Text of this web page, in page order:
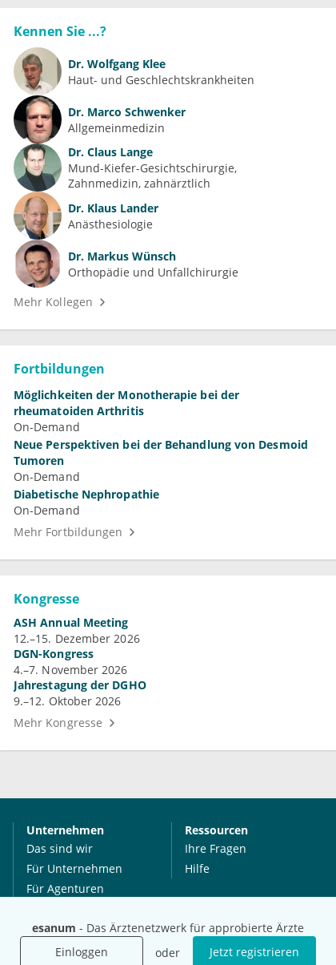
esanum - Das Ärztenetzwerk für approbierte Ärzte
Einloggen
oder Jetzt registrieren
Kennen Sie ...?
Dr. Wolfgang Klee
Haut- und Geschlechtskrankheiten
Dr. Marco Schwenker
Allgemeinmedizin
Dr. Claus Lange
Mund-Kiefer-Gesichtschirurgie
Zahnmedizin, zahnärztlich
Dr. Klaus Lander
Anästhesiologie
Dr. Markus Wünsch
Orthopädie und Unfallchirurgie
Mehr Kollegen
Fortbildungen
Möglichkeiten der Monotherapie bei der
rheumatoiden Arthritis
On-Demand
Neue Perspektiven bei der Behandlung von Desmoid
Tumoren
On-Demand
Diabetische Nephropathie
On-Demand
Mehr Fortbildungen
Kongresse
ASH Annual Meeting
12.–15. Dezember 2026
DGN-Kongress
4.–7. November 2026
Jahrestagung der DGHO
9.–12. Oktober 2026
Mehr Kongresse
Unternehmen
Das sind wir
Für Unternehmen
Für Agenturen
Presse
Karriere
Ressourcen
Ihre Fragen
Hilfe